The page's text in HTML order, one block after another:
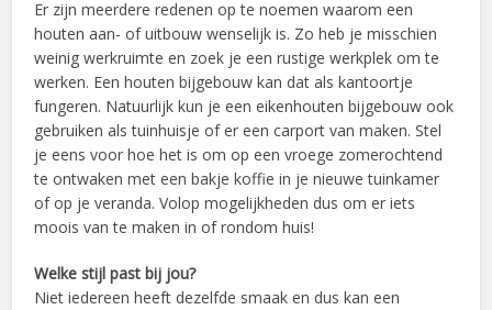
Er zijn meerdere redenen op te noemen waarom een
houten aan- of uitbouw wenselijk is. Zo heb je misschien
weinig werkruimte en zoek je een rustige werkplek om te
werken. Een houten bijgebouw kan dat als kantoortje
fungeren. Natuurlijk kun je een eikenhouten bijgebouw ook
gebruiken als tuinhuisje of er een carport van maken. Stel
je eens voor hoe het is om op een vroege zomerochtend
te ontwaken met een bakje koffie in je nieuwe tuinkamer
of op je veranda. Volop mogelijkheden dus om er iets
moois van te maken in of rondom huis!
Welke stijl past bij jou?
Niet iedereen heeft dezelfde smaak en dus kan een